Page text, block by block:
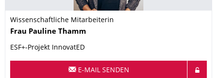
Wissenschaftliche Mitarbeiterin
Name
Frau Pauline Thamm
ESF+-Projekt InnovatED
E-MAIL SENDEN